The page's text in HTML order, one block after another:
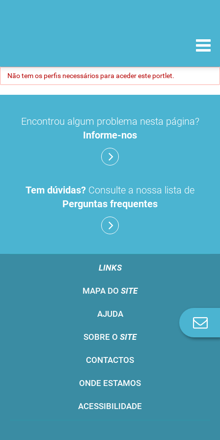
Não tem os perfis necessários para aceder este portlet.
Encontrou algum problema nesta página?
Informe-nos
Tem dúvidas? Consulte a nossa lista de
Perguntas frequentes
LINKS
MAPA DO SITE
AJUDA
SOBRE O SITE
CONTACTOS
ONDE ESTAMOS
ACESSIBILIDADE